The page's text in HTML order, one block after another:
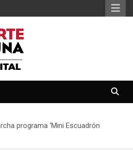
programa ‘Mini Escuadrón